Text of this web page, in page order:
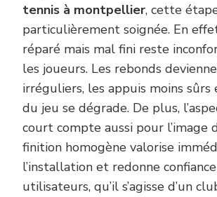
tennis à montpellier, cette
particulièrement soignée. En
réparé mais mal fini reste
les joueurs. Les rebonds
irréguliers, les appuis moins
du jeu se dégrade. De plus,
court compte aussi pour l’image
finition homogène valorise
l’installation et redonne
utilisateurs, qu’il s’agisse d’un